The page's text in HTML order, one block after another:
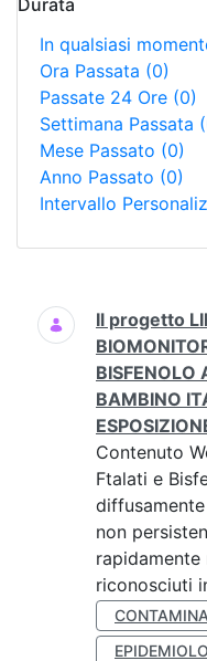
Durata
In qualsiasi
Ora Passata (0)
Passate 24 Ore (0)
Settimana Passata
Mese Passato (0)
Anno Passato (0)
Intervallo
Ricerca
Il progetto
BISFENOLO
BAMBINO
Contenuto
Ftalati e
non
riconosciuti